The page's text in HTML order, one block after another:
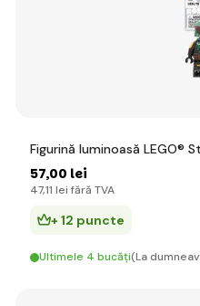
Figurină luminoasă LEGO®
57,00 lei
47,11 lei fără TVA
+ 12 puncte
Ultimele 4 bucăți(La